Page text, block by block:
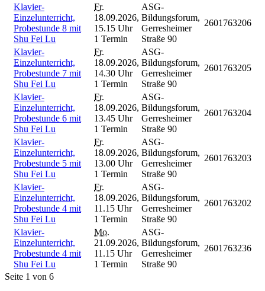
Klavier-
Einzelunterricht,
Probestunde 8 mit
Shu Fei Lu
Fr.
18.09.2026,
15.15 Uhr
1 Termin
ASG-
Bildungsforum,
Gerresheimer
Straße 90
2601763206
Klavier-
Einzelunterricht,
Probestunde 7 mit
Shu Fei Lu
Fr.
18.09.2026,
14.30 Uhr
1 Termin
ASG-
Bildungsforum,
Gerresheimer
Straße 90
2601763205
Klavier-
Einzelunterricht,
Probestunde 6 mit
Shu Fei Lu
Fr.
18.09.2026,
13.45 Uhr
1 Termin
ASG-
Bildungsforum,
Gerresheimer
Straße 90
2601763204
Klavier-
Einzelunterricht,
Probestunde 5 mit
Shu Fei Lu
Fr.
18.09.2026,
13.00 Uhr
1 Termin
ASG-
Bildungsforum,
Gerresheimer
Straße 90
2601763203
Klavier-
Einzelunterricht,
Probestunde 4 mit
Shu Fei Lu
Fr.
18.09.2026,
11.15 Uhr
1 Termin
ASG-
Bildungsforum,
Gerresheimer
Straße 90
2601763202
Klavier-
Einzelunterricht,
Probestunde 4 mit
Shu Fei Lu
Mo.
21.09.2026,
11.15 Uhr
1 Termin
ASG-
Bildungsforum,
Gerresheimer
Straße 90
2601763236
Seite 1 von 6